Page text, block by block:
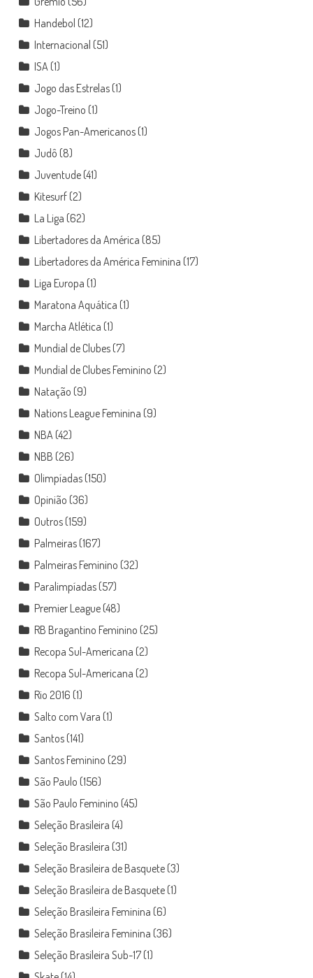
Handebol (12)
Internacional (51)
ISA(1)
Jogo das Estrelas(1)
Jogo-Treino (1)
Jogos Pan-Americanos(1)
Judô (8)
Juventude(41)
Kitesurf(2)
La Liga (62)
Libertadores da América (85)
Libertadores da América Feminina (17)
Liga Europa (1)
Maratona Aquática (1)
Marcha Atlética (1)
Mundial de Clubes(7)
Mundial de Clubes Feminino (2)
Natação (9)
Nations League Feminina (9)
NBA(42)
NBB (26)
Olimpíadas(150)
Opinião (36)
Outros(159)
Palmeiras(167)
Palmeiras Feminino (32)
Paralimpíadas(57)
Premier League(48)
RB Bragantino Feminino (25)
Recopa Sul-Americana (2)
Recopa Sul-Americana (2)
Rio 2016 (1)
Salto com Vara (1)
Santos(141)
Santos Feminino (29)
São Paulo (156)
São Paulo Feminino (45)
Seleção Brasileira (4)
Seleção Brasileira (31)
Seleção Brasileira de Basquete(3)
Seleção Brasileira de Basquete(1)
Seleção Brasileira Feminina (6)
Seleção Brasileira Feminina (36)
Seleção Brasileira Sub-17(1)